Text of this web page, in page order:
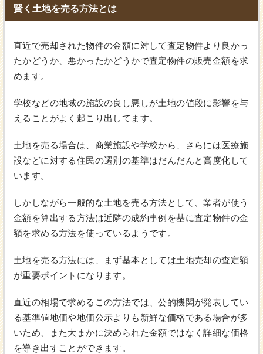
賢く土地を売る方法とは
直近で売却された物件の金額に対して査定物件より良かっ
たかどうか、悪かったかどうかで査定物件の販売金額を求
めます。
学校などの地域の施設の良し悪しが土地の値段に影響を与
えることがよく起こり出してます。
土地を売る場合は、商業施設や学校から、さらには医療施
設などに対する住民の選別の基準はだんだんと高度化して
います。
しかしながら一般的な土地を売る方法として、業者が使う
金額を算出する方法は近隣の成約事例を基に査定物件の金
額を求める方法を使っているようです。
土地を売る方法には、まず基本としては土地売却の査定額
が重要ポイントになります。
直近の相場で求めるこの方法では、公的機関が発表してい
る基準値地価や地価公示よりも新鮮な価格である場合が多
いため、また大まかに決められた金額ではなく詳細な価格
を導き出すことができます。